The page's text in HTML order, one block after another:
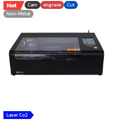
Hot Cam engrave
Cut
Non-Metal
Laser Co2